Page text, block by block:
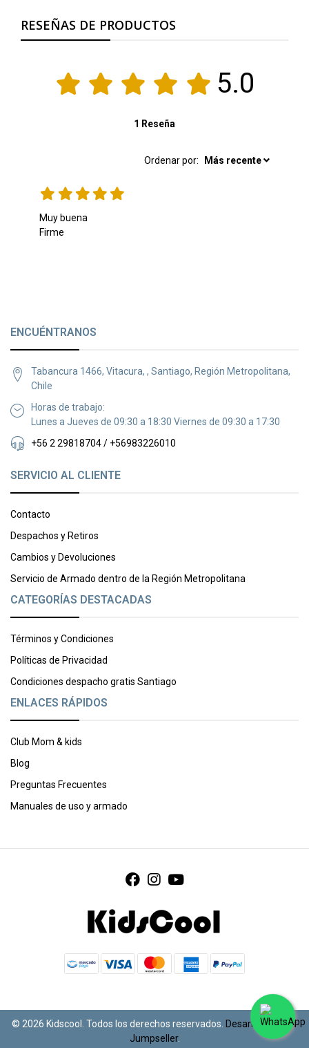
RESEÑAS DE PRODUCTOS
5.0
1 Reseña
Ordenar por: Más recente
Muy buena
Firme
ENCUÉNTRANOS
Tabancura 1466, Vitacura, , Santiago, Región Metropolitana,
Chile
Horas de trabajo:
Lunes a Jueves de 09:30 a 18:30 Viernes de 09:30 a 17:30
+56 2 29818704 / +56983226010
SERVICIO AL CLIENTE
Contacto
Despachos y Retiros
Cambios y Devoluciones
Servicio de Armado dentro de la Región Metropolitana
CATEGORÍAS DESTACADAS
Términos y Condiciones
Políticas de Privacidad
Condiciones despacho gratis Santiago
ENLACES RÁPIDOS
Club Mom & kids
Blog
Preguntas Frecuentes
Manuales de uso y armado
© 2026 Kidscool. Todos los derechos reservados. Desarrollado por
Jumpseller.